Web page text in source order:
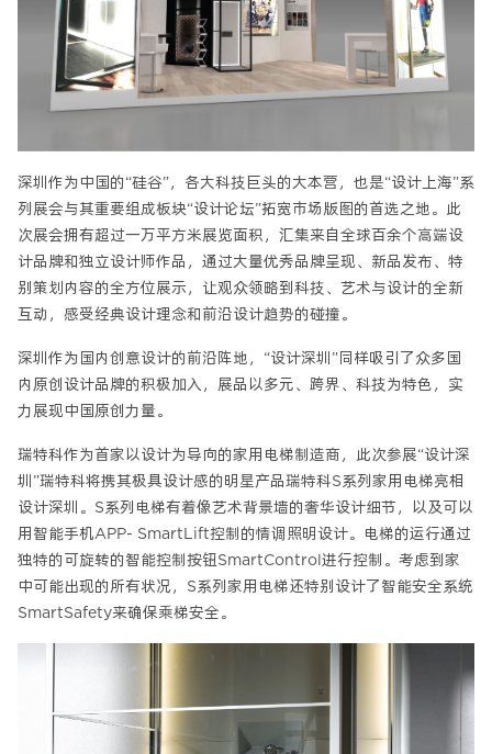
深圳作为中国的“硅谷”，各大科技巨头的大本营，也是“设计上海”系
列展会与其重要组成板块“设计论坛”拓宽市场版图的首选之地。此
次展会拥有超过一万平方米展览面积，汇集来自全球百余个高端设
计品牌和独立设计师作品，通过大量优秀品牌呈现、新品发布、特
别策划内容的全方位展示，让观众领略到科技、艺术与设计的全新
互动，感受经典设计理念和前沿设计趋势的碰撞。
深圳作为国内创意设计的前沿阵地，“设计深圳”同样吸引了众多国
内原创设计品牌的积极加入，展品以多元、跨界、科技为特色，实
力展现中国原创力量。
瑞特科作为首家以设计为导向的家用电梯制造商，此次参展“设计深
圳”瑞特科将携其极具设计感的明星产品瑞特科S系列家用电梯亮相
设计深圳。S系列电梯有着像艺术背景墙的奢华设计细节，以及可以
用智能手机APP- SmartLift控制的情调照明设计。电梯的运行通过
独特的可旋转的智能控制按钮SmartControl进行控制。考虑到家
中可能出现的所有状况，S系列家用电梯还特别设计了智能安全系统
SmartSafety来确保乘梯安全。